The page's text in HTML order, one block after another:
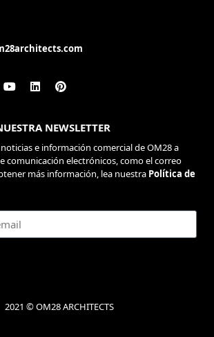
NEWSLETTER
e información comercial de OM28 a
comunicación electrónicos, como el correo
más información, lea nuestra Política de
2021 © OM28 ARCHITECTS